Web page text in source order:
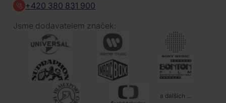
+420 380 831 900
Jsme dodavatelem značek:
a dalších ...